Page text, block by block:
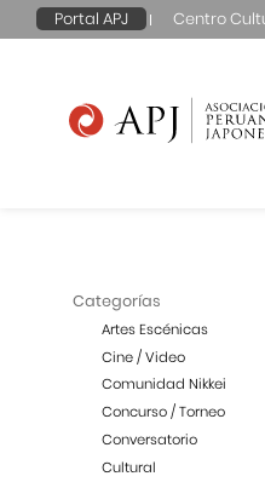
Portal APJ Centro
Categorías
Artes Escénicas
Cine / Video
Comunidad Nikkei
Concurso / Torneo
Conversatorio
Cultural